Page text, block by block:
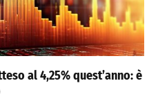
al 4,25% quest’anno: è